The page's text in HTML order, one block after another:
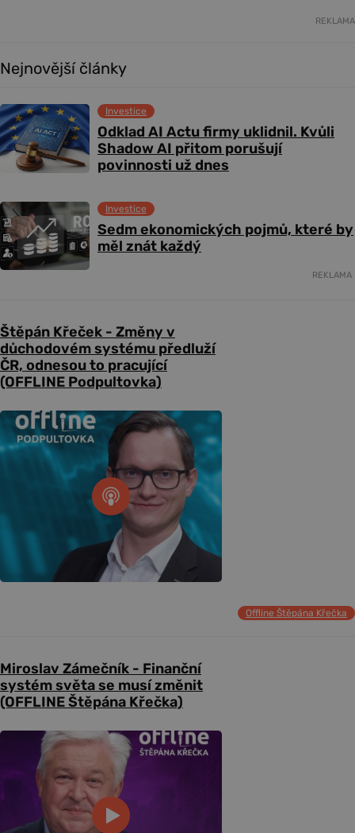
REKLAMA
Nejnovější články
Odklad AI Actu firmy uklidnil. Kvůli
Shadow AI přitom porušují
povinnosti už dnes
Investice
Sedm ekonomických pojmů, které by
měl znát každý
Investice
REKLAMA
Štěpán Křeček - Změny v
důchodovém systému předluží
ČR, odnesou to pracující
(OFFLINE Podpultovka)
Offline Štěpána Křečka
Miroslav Zámečník - Finanční
systém světa se musí změnit
(OFFLINE Štěpána Křečka)